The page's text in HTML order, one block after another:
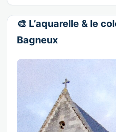
🎨 L’aquarelle & le
Bagneux